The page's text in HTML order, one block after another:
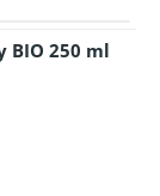
BIO 250 ml